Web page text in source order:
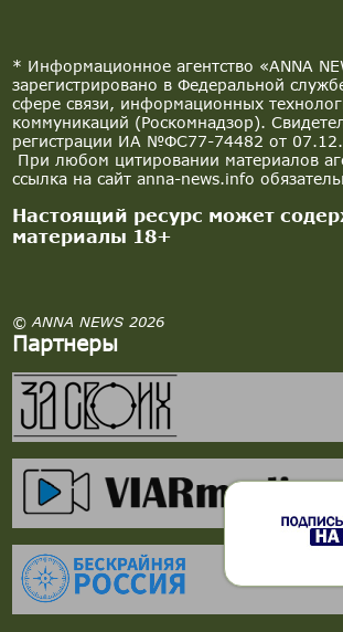
* Информационное агентство «ANNA
зарегистрировано в Федеральной
сфере связи, информационных
коммуникаций (Роскомнадзор).
регистрации ИА №ФС77-74482 от
При любом цитировании материалов
ссылка на сайт anna-news.info
Настоящий ресурс может
материалы 18+
© ANNA NEWS 2026
Партнеры